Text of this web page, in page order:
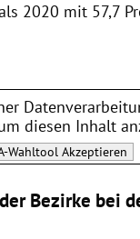
2020 mit 57,7
diesen Inhalt
Wahltool Akzeptieren
Bezirke bei